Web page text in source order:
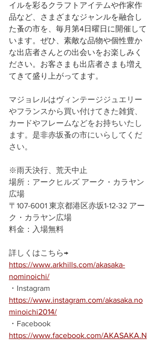
イルを彩るクラフトアイテムや作家作
品など、さまざまなジャンルを融合し
た蚤の市を、毎月第4日曜日に開催して
います。ぜひ、素敵な品物や個性豊か
な出店者さんとの出会いをお楽しみく
ださい。お客さまも出店者さまも増え
てきて盛り上がってます。
マジョレルはヴィンテージジュエリー
やフランスから買い付けてきた雑貨、
カードやフレームなどをお持ちいたし
ます。是非赤坂蚤の市にいらしてくだ
さい。
※雨天決行、荒天中止
場所：アークヒルズ アーク・カラヤン
広場
〒107-6001 東京都港区赤坂1-12-32 アー
ク・カラヤン広場
料金：入場無料
詳しくはこちら→
https://www.arkhills.com/akasaka-
nominoichi/
・Instagram
https://www.instagram.com/akasaka.no
minoichi2014/
・Facebook
https://www.facebook.com/AKASAKA.N